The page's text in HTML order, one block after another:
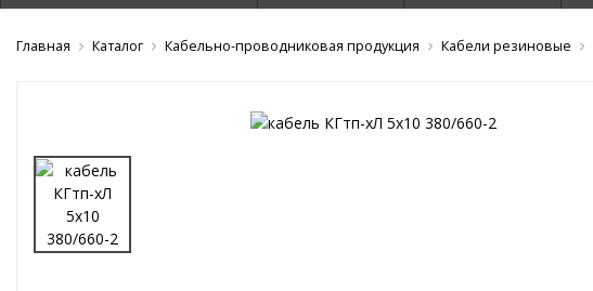
Кабельно-проводниковая продукция
Электромонтажная продукция
Компоненты структурированных кабельных систем (СКС)
Главная Каталог Кабельно-проводниковая продукция Кабели резиновые